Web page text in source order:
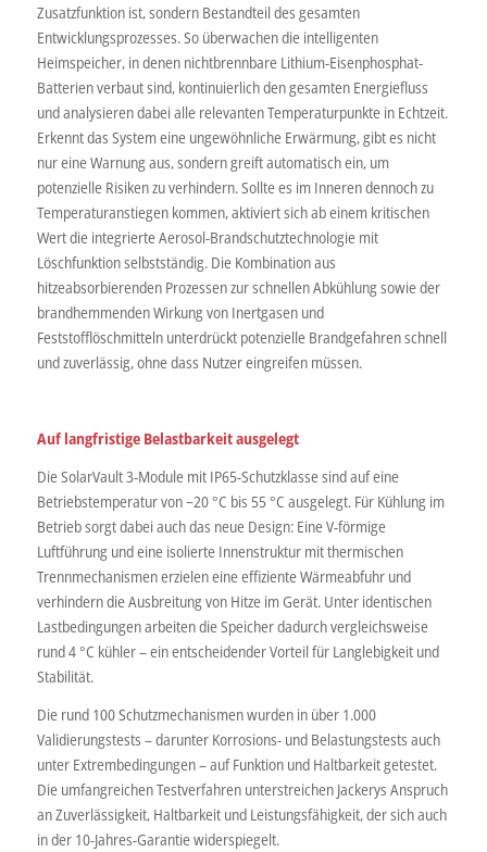
Zusatzfunktion ist, sondern Bestandteil des gesamten
Entwicklungsprozesses. So überwachen die intelligenten
Heimspeicher, in denen nichtbrennbare Lithium-Eisenphosphat-
Batterien verbaut sind, kontinuierlich den gesamten Energiefluss
und analysieren dabei alle relevanten Temperaturpunkte in Echtzeit.
Erkennt das System eine ungewöhnliche Erwärmung, gibt es nicht
nur eine Warnung aus, sondern greift automatisch ein, um
potenzielle Risiken zu verhindern. Sollte es im Inneren dennoch zu
Temperaturanstiegen kommen, aktiviert sich ab einem kritischen
Wert die integrierte Aerosol-Brandschutztechnologie mit
Löschfunktion selbstständig. Die Kombination aus
hitzeabsorbierenden Prozessen zur schnellen Abkühlung sowie der
brandhemmenden Wirkung von Inertgasen und
Feststofflöschmitteln unterdrückt potenzielle Brandgefahren schnell
und zuverlässig, ohne dass Nutzer eingreifen müssen.
Auf langfristige Belastbarkeit ausgelegt
Die SolarVault 3-Module mit IP65-Schutzklasse sind auf eine
Betriebstemperatur von −20 °C bis 55 °C ausgelegt. Für Kühlung im
Betrieb sorgt dabei auch das neue Design: Eine V-förmige
Luftführung und eine isolierte Innenstruktur mit thermischen
Trennmechanismen erzielen eine effiziente Wärmeabfuhr und
verhindern die Ausbreitung von Hitze im Gerät. Unter identischen
Lastbedingungen arbeiten die Speicher dadurch vergleichsweise
rund 4 °C kühler – ein entscheidender Vorteil für Langlebigkeit und
Stabilität.
Die rund 100 Schutzmechanismen wurden in über 1.000
Validierungstests – darunter Korrosions- und Belastungstests auch
unter Extrembedingungen – auf Funktion und Haltbarkeit getestet.
Die umfangreichen Testverfahren unterstreichen Jackerys Anspruch
an Zuverlässigkeit, Haltbarkeit und Leistungsfähigkeit, der sich auch
in der 10-Jahres-Garantie widerspiegelt.